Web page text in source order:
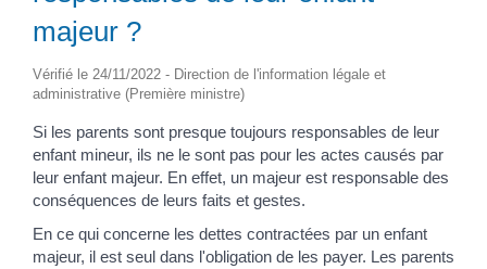
majeur ?
Vérifié le 24/11/2022 - Direction de l'information légale et
administrative (Première ministre)
Si les parents sont presque toujours responsables de leur
enfant mineur, ils ne le sont pas pour les actes causés par
leur enfant majeur. En effet, un majeur est responsable des
conséquences de leurs faits et gestes.
En ce qui concerne les dettes contractées par un enfant
majeur, il est seul dans l'obligation de les payer. Les parents